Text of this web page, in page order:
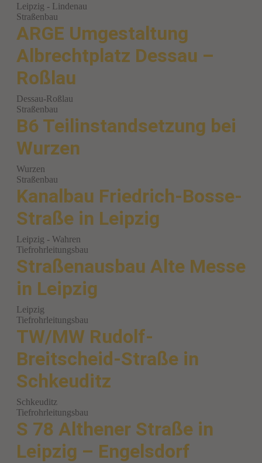
Leipzig - Lindenau
Straßenbau
ARGE Umgestaltung
Albrechtplatz Dessau –
Roßlau
Dessau-Roßlau
Straßenbau
B6 Teilinstandsetzung bei
Wurzen
Wurzen
Straßenbau
Kanalbau Friedrich-Bosse-
Straße in Leipzig
Leipzig - Wahren
Tiefrohrleitungsbau
Straßenausbau Alte Messe
in Leipzig
Leipzig
Tiefrohrleitungsbau
TW/MW Rudolf-
Breitscheid-Straße in
Schkeuditz
Schkeuditz
Tiefrohrleitungsbau
S 78 Althener Straße in
Leipzig – Engelsdorf